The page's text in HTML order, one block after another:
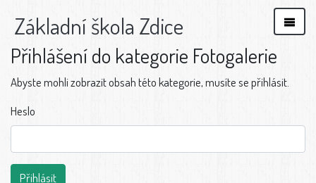
Základní škola Zdice
Přihlášení do kategorie Fotogalerie
Abyste mohli zobrazit obsah této kategorie, musíte se přihlásit.
Heslo